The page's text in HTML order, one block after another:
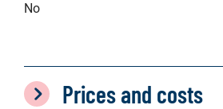
No
Prices and costs